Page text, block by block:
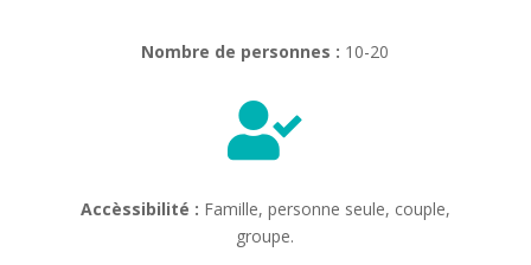
Nombre de personnes : 10-20

Accèssibilité : Famille, personne seule, couple,
groupe.